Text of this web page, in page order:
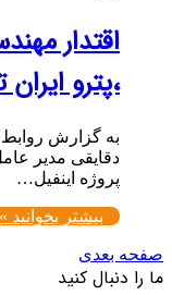
اقتدار
،پترو
به گزارش
دقایقی مدیر
پروژه اینفیل…
بیشتر بخوانید »
صفحه بعدی
ما را دنبال کنید